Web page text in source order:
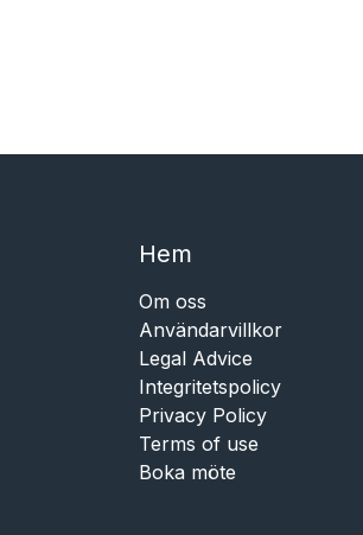
Hem​​
Om oss
Användarvillkor
Legal Advice
Integritetspolicy
Privacy Policy
Terms of use
Boka möte